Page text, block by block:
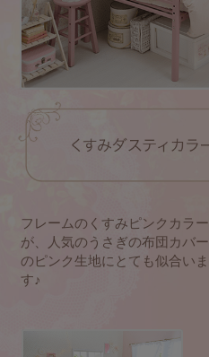
フレームのくすみピンクカラー
が、
人気のうさぎの布団カバー
のピンク生地にとても似合いま
す♪